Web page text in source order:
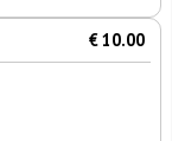
€ 10.00